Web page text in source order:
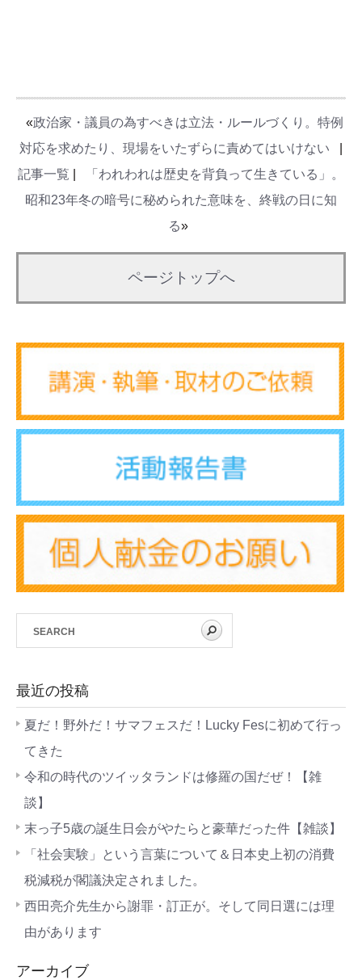
«政治家・議員の為すべきは立法・ルールづくり。特例
対応を求めたり、現場をいたずらに責めてはいけない
記事一覧
「われわれは歴史を背負って生きている」。
昭和23年冬の暗号に秘められた意味を、終戦の日に知
る»
ページトップへ
最近の投稿
夏だ！野外だ！サマフェスだ！Lucky Fesに初めて行っ
てきた
令和の時代のツイッタランドは修羅の国だぜ！【雑
談】
末っ子5歳の誕生日会がやたらと豪華だった件【雑談】
「社会実験」という言葉について＆日本史上初の消費
税減税が閣議決定されました。
西田亮介先生から謝罪・訂正が。そして同日選には理
由があります
アーカイブ